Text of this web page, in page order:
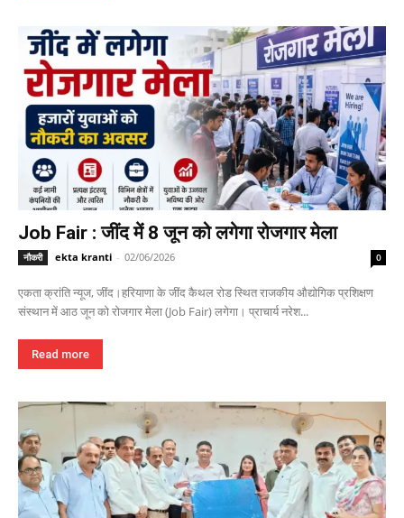
Job Fair : जींद में 8 जून को लगेगा रोजगार मेला
नौकरी ekta kranti - 02/06/2026 0
एकता क्रांति न्यूज, जींद।हरियाणा के जींद कैथल रोड स्थित राजकीय औद्योगिक प्रशिक्षण
संस्थान में आठ जून को रोजगार मेला (Job Fair) लगेगा। प्राचार्य नरेश...
Read more